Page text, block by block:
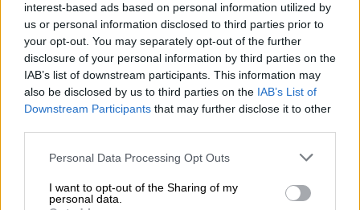
interest-based ads based on personal information utilized by
us or personal information disclosed to third parties prior to
your opt-out. You may separately opt-out of the further
disclosure of your personal information by third parties on the
IAB’s list of downstream participants. This information may
also be disclosed by us to third parties on the IAB’s List of
Downstream Participants that may further disclose it to other
Personal Data Processing Opt Outs
I want to opt-out of the Sharing of my
personal data.
¿Qué está pasando en el mundo?
Estamos haciendo mal las cosas